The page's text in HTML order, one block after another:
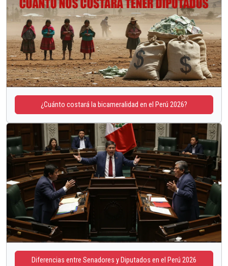
¿Cuánto costará la bicameralidad en el Perú 2026?
Diferencias entre Senadores y Diputados en el Perú 2026